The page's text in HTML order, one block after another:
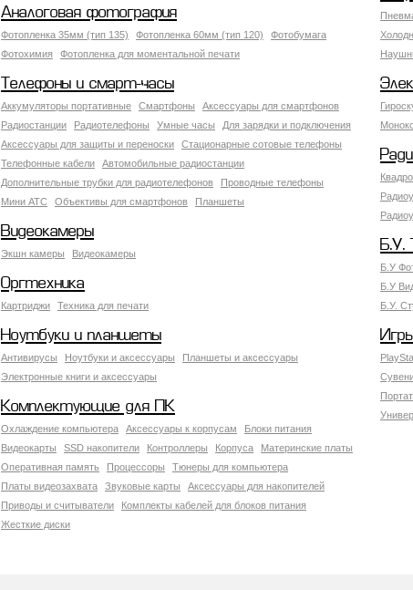
Аналоговая фотография
Фотопленка 35мм (тип 135) Фотопленка 60мм (тип 120)
Фотобумага
Фотохимия
Фотопленка для моментальной печати
Телефоны и смарт-часы
Аккумуляторы портативные Смартфоны
Аксессуары для смартфонов
Радиостанции
Радиотелефоны Умные часы
Для зарядки и подключения
Аксессуары для защиты и переноски
Стационарные сотовые телефоны
Телефонные кабели
Автомобильные радиостанции
Дополнительные трубки для радиотелефонов
Проводные телефоны
Мини АТС
Объективы для смартфонов Планшеты
Видеокамеры
Экшн камеры Видеокамеры Б.У.
Б.У
Б.У
Б.У.
Оргтехника
Картриджи Техника для печати
Ноутбуки и планшеты
Антивирусы Ноутбуки и аксессуары
Планшеты и аксессуары
Электронные книги и аксессуары
Комплектующие для ПК
Охлаждение компьютера Аксессуары к корпусам
Блоки питания
Видеокарты
SSD накопители Контроллеры Корпуса
Материнские платы
Оперативная память
Процессоры
Тюнеры для компьютера
Платы видеозахвата
Звуковые карты
Аксессуары для накопителей
Приводы и считыватели
Комплекты кабелей для блоков питания
Жесткие диски